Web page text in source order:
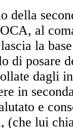
della
al
la
di posare
dagli
in
e
(che lui